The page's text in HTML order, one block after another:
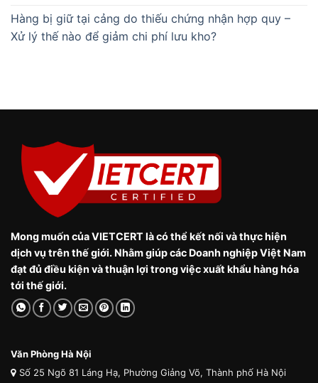
Hàng bị giữ tại cảng do thiếu chứng nhận hợp quy –
Xử lý thế nào để giảm chi phí lưu kho?
Mong muốn của VIETCERT là có thể kết nối và thực hiện
dịch vụ trên thế giới. Nhằm giúp các Doanh nghiệp Việt Nam
đạt đủ điều kiện và thuận lợi trong việc xuất khẩu hàng hóa
tới thế giới.
Văn Phòng Hà Nội
Số 25 Ngõ 81 Láng Hạ, Phường Giảng Võ, Thành phố Hà Nội